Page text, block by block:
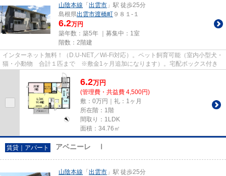
山陰本線 「 出雲市 」駅 徒歩25分
島根県出雲市渡橋町 ９８１-１
6.2万円
築年数：築5年 ｜募集中： 1室
階数：2階建
インターネット無料！（D.U-NET／Wi-Fi対応）。ペット飼育可能（室内小型犬・
猫・小動物 合計１匹まで ※敷金1ヶ月追加になります）。宅配ボックス付き
6.2万円
(管理費・共益費 4,500円)
敷：0万円｜礼：1ヶ月
所在階：1階
間取り：1LDK
面積：34.76㎡
賃貸｜アパート アベニーレ Ⅰ
山陰本線 「 出雲市 」駅 徒歩25分